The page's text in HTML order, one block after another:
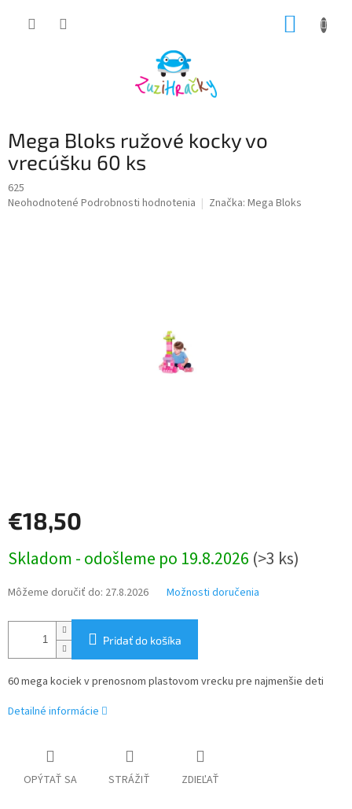
Mega Bloks ružové kocky vo
vrecúšku 60 ks
625
Priemerné
Neohodnotené Podrobnosti hodnotenia Značka: Mega Bloks
€18,50
cena:
Skladom - odošleme po 19.8.2026 (>3 ks)
Môžeme doručiť do: 27.8.2026 Možnosti doručenia
Pridať do košíka
60 mega kociek v prenosnom plastovom vrecku pre najmenšie deti
Detailné informácie
OPÝTAŤ SA STRÁŽIŤ ZDIEĽAŤ